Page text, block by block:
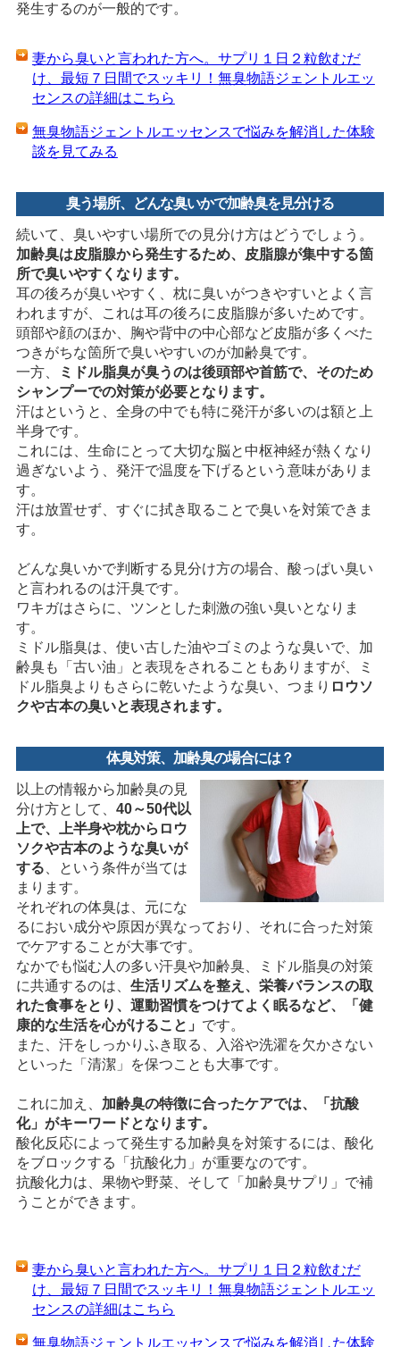
発生するのが一般的です。
妻から臭いと言われた方へ。サプリ１日２粒飲むだ
け、最短７日間でスッキリ！無臭物語ジェントルエッ
センスの詳細はこちら
無臭物語ジェントルエッセンスで悩みを解消した体験
談を見てみる
臭う場所、どんな臭いかで加齢臭を見分ける
続いて、臭いやすい場所での見分け方はどうでしょう。
加齢臭は皮脂腺から発生するため、皮脂腺が集中する箇
所で臭いやすくなります。
耳の後ろが臭いやすく、枕に臭いがつきやすいとよく言
われますが、これは耳の後ろに皮脂腺が多いためです。
頭部や顔のほか、胸や背中の中心部など皮脂が多くべた
つきがちな箇所で臭いやすいのが加齢臭です。
一方、
ミドル脂臭が臭うのは後頭部や首筋で、そのため
シャンプーでの対策が必要となります。
汗はというと、全身の中でも特に発汗が多いのは額と上
半身です。
これには、生命にとって大切な脳と中枢神経が熱くなり
過ぎないよう、発汗で温度を下げるという意味がありま
す。
汗は放置せず、すぐに拭き取ることで臭いを対策できま
す。
どんな臭いかで判断する見分け方の場合、酸っぱい臭い
と言われるのは汗臭です。
ワキガはさらに、ツンとした刺激の強い臭いとなりま
す。
ミドル脂臭は、使い古した油やゴミのような臭いで、加
齢臭も「古い油」と表現をされることもありますが、ミ
ドル脂臭よりもさらに乾いたような臭い、つまり ロウソ
クや古本の臭いと表現されます。
体臭対策、加齢臭の場合には？
以上の情報から加齢臭の見
分け方として、 40～50代以
上で、上半身や枕からロウ
ソクや古本のような臭いが
する 、という条件が当ては
まります。
それぞれの体臭は、元にな
るにおい成分や原因が異なっており、それに合った対策
でケアすることが大事です。
なかでも悩む人の多い汗臭や加齢臭、ミドル脂臭の対策
に共通するのは、 生活リズムを整え、栄養バランスの取
れた食事をとり、運動習慣をつけてよく眠るなど、「健
康的な生活を心がけること」 です。
また、汗をしっかりふき取る、入浴や洗濯を欠かさない
といった「清潔」を保つことも大事です。
これに加え、 加齢臭の特徴に合ったケアでは、「抗酸
化」がキーワードとなります。
酸化反応によって発生する加齢臭を対策するには、酸化
をブロックする「抗酸化力」が重要なのです。
抗酸化力は、果物や野菜、そして「加齢臭サプリ」で補
うことができます。
妻から臭いと言われた方へ。サプリ１日２粒飲むだ
け、最短７日間でスッキリ！無臭物語ジェントルエッ
センスの詳細はこちら
無臭物語ジェントルエッセンスで悩みを解消した体験